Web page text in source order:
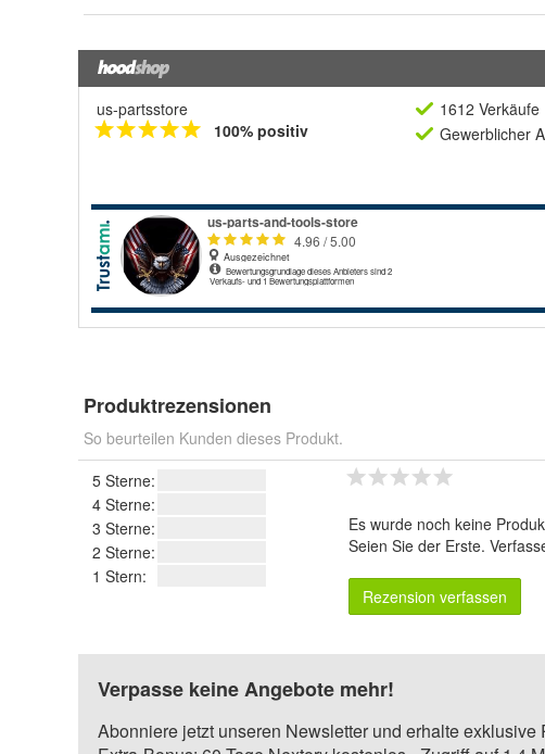
us-partsstore
100% positiv
1612 Verkäufe
Gewerblicher
Produktrezensionen
So beurteilen Kunden dieses Produkt.
5 Sterne:
4 Sterne:
3 Sterne:
2 Sterne:
1 Stern:
Es wurde noch keine
Seien Sie der Erste.
Rezension verfassen
Verpasse keine Angebote mehr!
Abonniere jetzt unseren Newsletter und erhalte exklusive